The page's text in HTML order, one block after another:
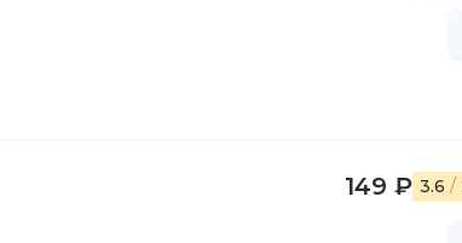
149 ₽ 3.6 /